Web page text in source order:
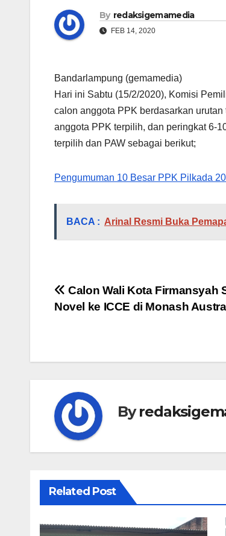
By redaksigemamedia
FEB 14, 2020
Bandarlampung (gemamedia)
Hari ini Sabtu (15/2/2020), Komisi
calon anggota PPK berdasarkan
anggota PPK terpilih, dan peringkat 6-
terpilih dan PAW sebagai berikut;
Pengumuman 10 Besar PPK Pilkada
BACA : Arinal Resmi Buka
Navigasi
Calon Wali Kota Firmansyah
Novel ke ICCE di Monash
By
Related Post